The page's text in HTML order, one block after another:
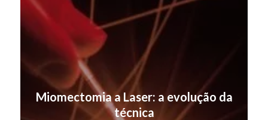
Miomectomia a Laser: a evolução da
técnica